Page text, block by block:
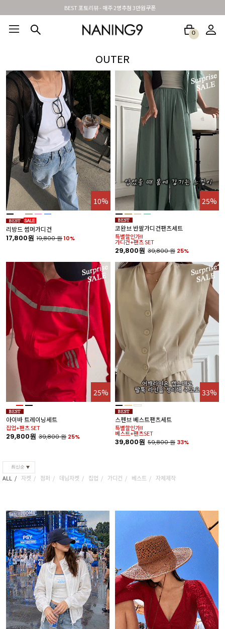
BEST 포토리뷰 - 매주 2명추첨 3만원쿠폰
0
OUTER
10%
리방드 썸머가디건
17,800원 19,800원10%
25%
코완브 반팔가디건팬츠세트
특별할인가!!
가디건+팬츠 SET
29,800원 39,800원 25%
25%
아이바 트레이닝세트
집업+팬츠 SET
29,800원 39,800원 25%
33%
스펜브 베스트팬츠세트
특별할인가!!
베스트+팬츠SET
39,800원 59,800원 33%
최신순
ALL 자켓 점퍼 데님자켓 집업 가디건 베스트 자체제작